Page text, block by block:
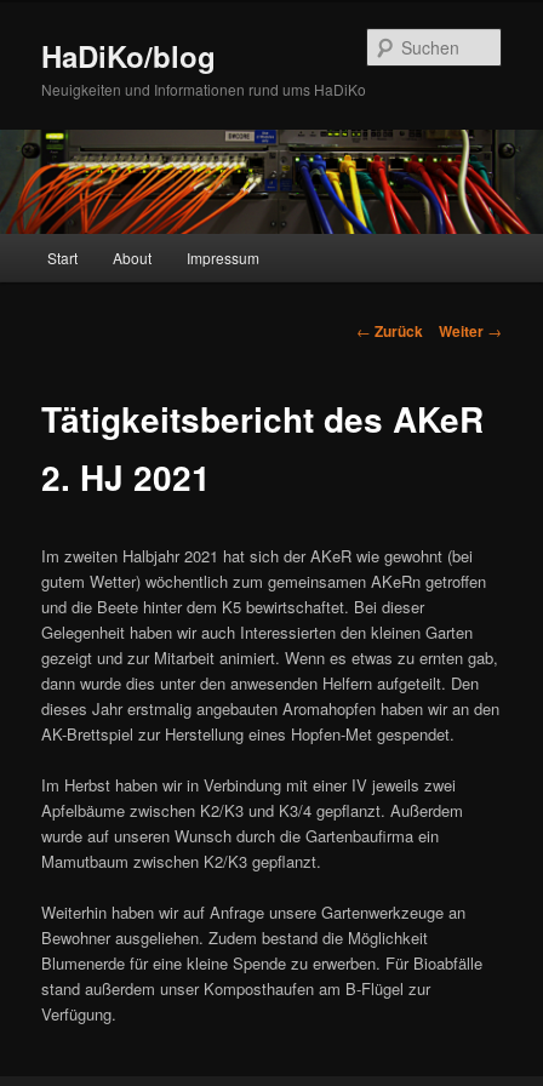
wechselnHaDiKo/blog
Neuigkeiten und Informationen rund ums HaDiKo
Start About Impressum
Beitrags-
← Zurück Weiter →
Tätigkeitsbericht des AKeR
2. HJ 2021
Im zweiten Halbjahr 2021 hat sich der AKeR wie gewohnt (bei
gutem Wetter) wöchentlich zum gemeinsamen AKeRn getroffen
und die Beete hinter dem K5 bewirtschaftet. Bei dieser
Gelegenheit haben wir auch Interessierten den kleinen Garten
gezeigt und zur Mitarbeit animiert. Wenn es etwas zu ernten gab,
dann wurde dies unter den anwesenden Helfern aufgeteilt. Den
dieses Jahr erstmalig angebauten Aromahopfen haben wir an den
AK-Brettspiel zur Herstellung eines Hopfen-Met gespendet.
Im Herbst haben wir in Verbindung mit einer IV jeweils zwei
Apfelbäume zwischen K2/K3 und K3/4 gepflanzt. Außerdem
wurde auf unseren Wunsch durch die Gartenbaufirma ein
Mamutbaum zwischen K2/K3 gepflanzt.
Weiterhin haben wir auf Anfrage unsere Gartenwerkzeuge an
Bewohner ausgeliehen. Zudem bestand die Möglichkeit
Blumenerde für eine kleine Spende zu erwerben. Für Bioabfälle
stand außerdem unser Komposthaufen am B-Flügel zur
Verfügung.